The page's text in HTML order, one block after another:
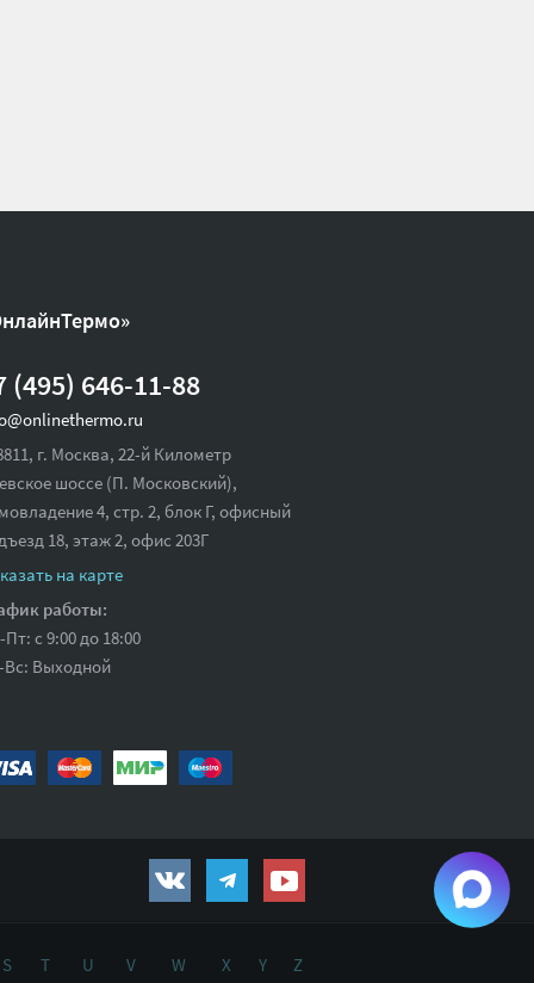
(495) 646-11-88
г. Москва, 22-й Километр
шоссе (П. Московский),
4, стр. 2, блок Г, офисный
18,этаж 2, офис 203Г
на карте
работы:
с 9:00 до 18:00
Вс: Выходной
S T U V W X Y Z